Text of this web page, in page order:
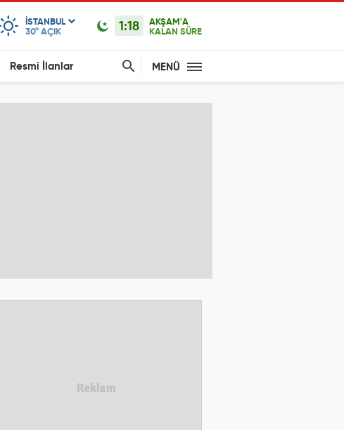
ISTANBUL
30° AÇIK 1:18
AKŞAM'A
KALAN SÜRE
Resmi İlanlar MENÜ